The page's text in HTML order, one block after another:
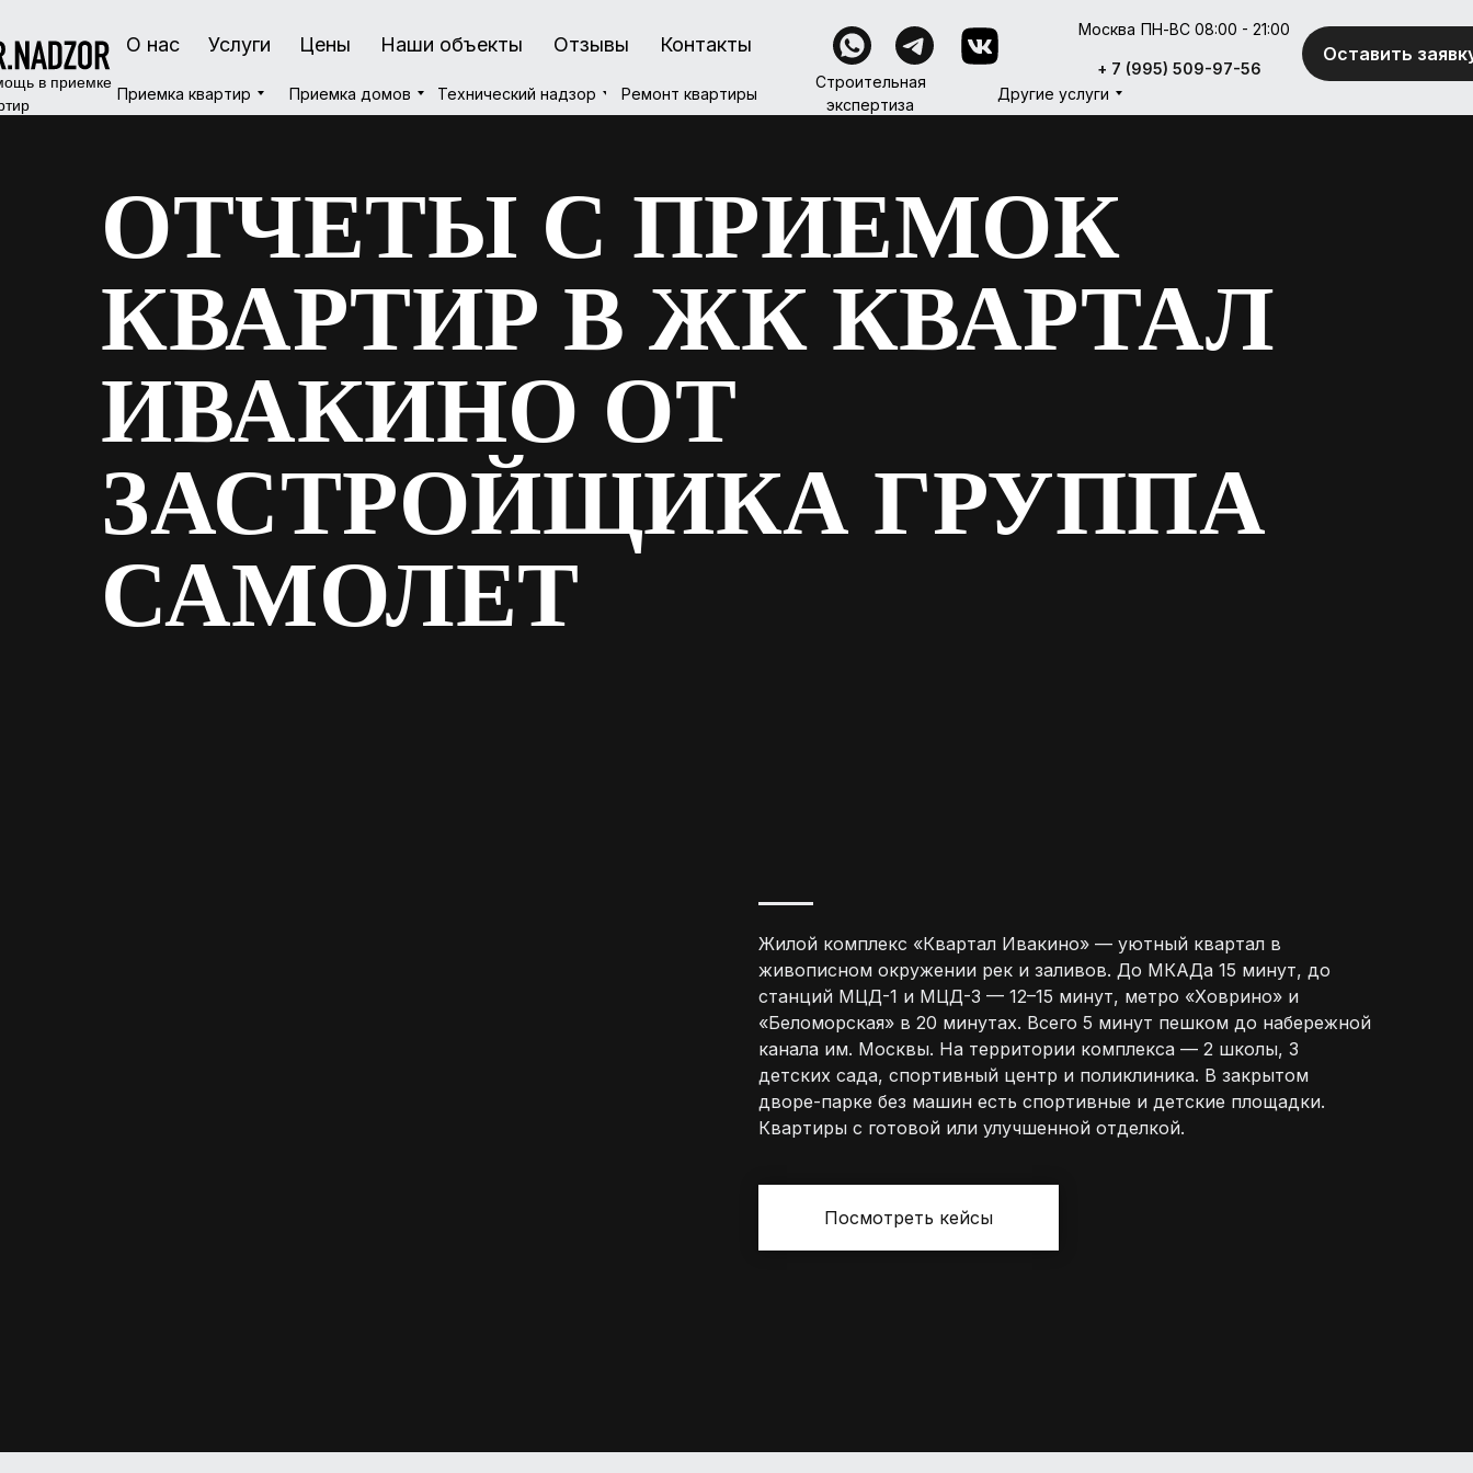
О нас Услуги Цены Наши объекты Отзывы Контакты Оставить
+ 7 (995) 509-97-56
в приемке
Москва ПН-ВС 08:00 - 21:00
Приемка квартир Приемка домов Технический надзор Ремонт квартиры
Строительная
экспертиза
Другие услуги
+ 7 (995) 509-97-56 Оставить
Контакты
Отзывы
Наши объекты
Цены
Услуги
О нас
Приемка квартир Приемка домов Технический надзор Ремонт квартиры
Строительная
экспертиза
Другие услуги
ОТЧЕТЫ С ПРИЕМОК
КВАРТИР В ЖК КВАРТАЛ
ИВАКИНО ОТ
ЗАСТРОЙЩИКА ГРУППА
САМОЛЕТ
Жилой комплекс «Квартал Ивакино» — уютный квартал в
живописном окружении рек и заливов. До МКАДа 15 минут, до
станций МЦД-1 и МЦД-3 — 12–15 минут, метро «Ховрино» и
«Беломорская» в 20 минутах. Всего 5 минут пешком до набережной
канала им. Москвы. На территории комплекса — 2 школы, 3
детских сада, спортивный центр и поликлиника. В закрытом
дворе-парке без машин есть спортивные и детские площадки.
Квартиры с готовой или улучшенной отделкой.
Посмотреть кейсы